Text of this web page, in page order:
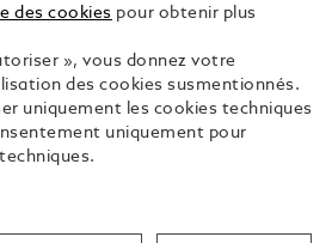
des cookies pour obtenir plus
», vous donnez votre
des cookies susmentionnés.
uniquement les cookies techniques
uniquement pour